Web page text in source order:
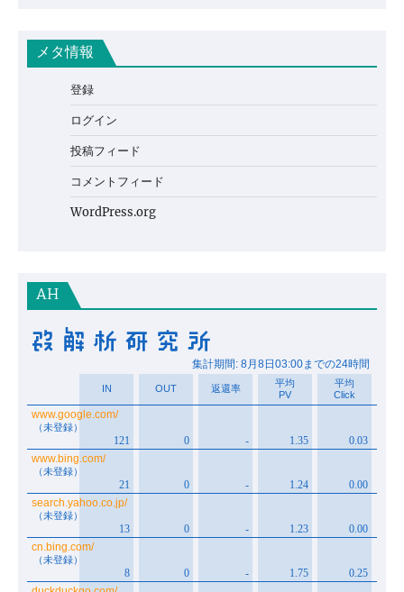
メタ情報
登録
ログイン
投稿フィード
コメントフィード
WordPress.org
AH